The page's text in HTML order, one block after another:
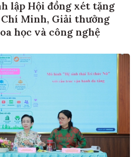
lập Hội đồng xét tặng
Minh, Giải thưởng
học và công nghệ